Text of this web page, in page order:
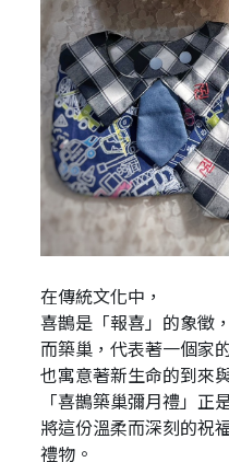
在傳統文化中，
喜鵲是「報喜」的象徵，
而築巢，代表著一個家
也寓意著新生命的到來
「喜鵲築巢彌月禮」正
將這份溫柔而深刻的祝
禮物。